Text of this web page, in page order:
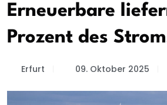
Erneuerbare
Prozent des
Erfurt 09. Oktober 2025